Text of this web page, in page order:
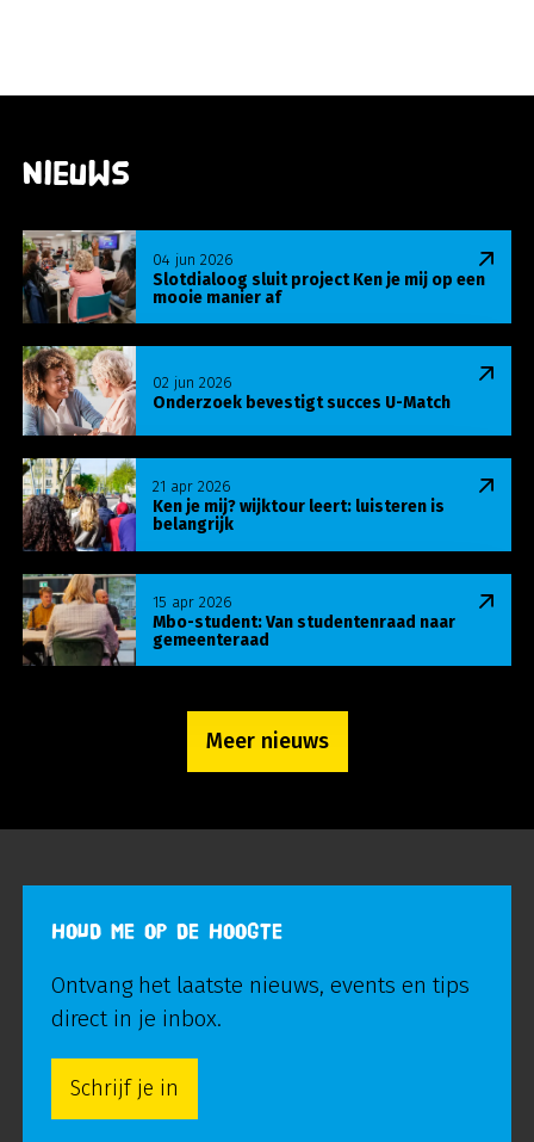
Nieuws
Slotdialoog sluit project Ken je mij op een
mooie manier af
04 jun 2026
Lees meer over Slotdialoog sluit project Ken je
Onderzoek bevestigt succes U-Match
02 jun 2026
Lees meer over Onderzoek bevestigt succes U-
Ken je mij? wijktour leert: luisteren is
belangrijk
21 apr 2026
Lees meer over Ken je mij? wijktour leert:
Mbo-student: Van studentenraad naar
gemeenteraad
15 apr 2026
Lees meer over Mbo-student: Van
Meer nieuws
HOUD ME OP DE HOOGTE
Ontvang het laatste nieuws, events en tips
direct in je inbox.
Schrijf je in